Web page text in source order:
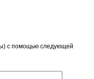
с помощью следующей